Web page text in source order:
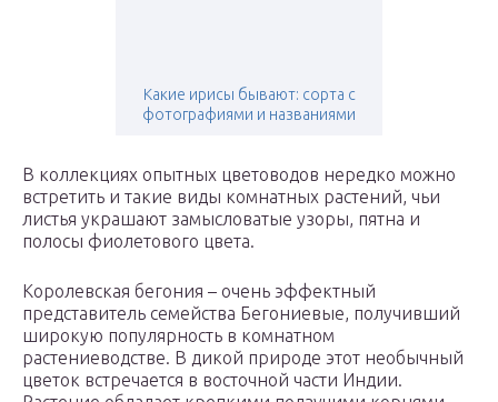
Какие ирисы бывают: сорта с
фотографиями и названиями
В коллекциях опытных цветоводов нередко можно
встретить и такие виды комнатных растений, чьи
листья украшают замысловатые узоры, пятна и
полосы фиолетового цвета.
Королевская бегония – очень эффектный
представитель семейства Бегониевые, получивший
широкую популярность в комнатном
растениеводстве. В дикой природе этот необычный
цветок встречается в восточной части Индии.